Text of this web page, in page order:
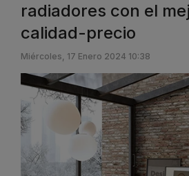
radiadores con el
calidad-precio
Miércoles, 17 Enero 2024 10:38